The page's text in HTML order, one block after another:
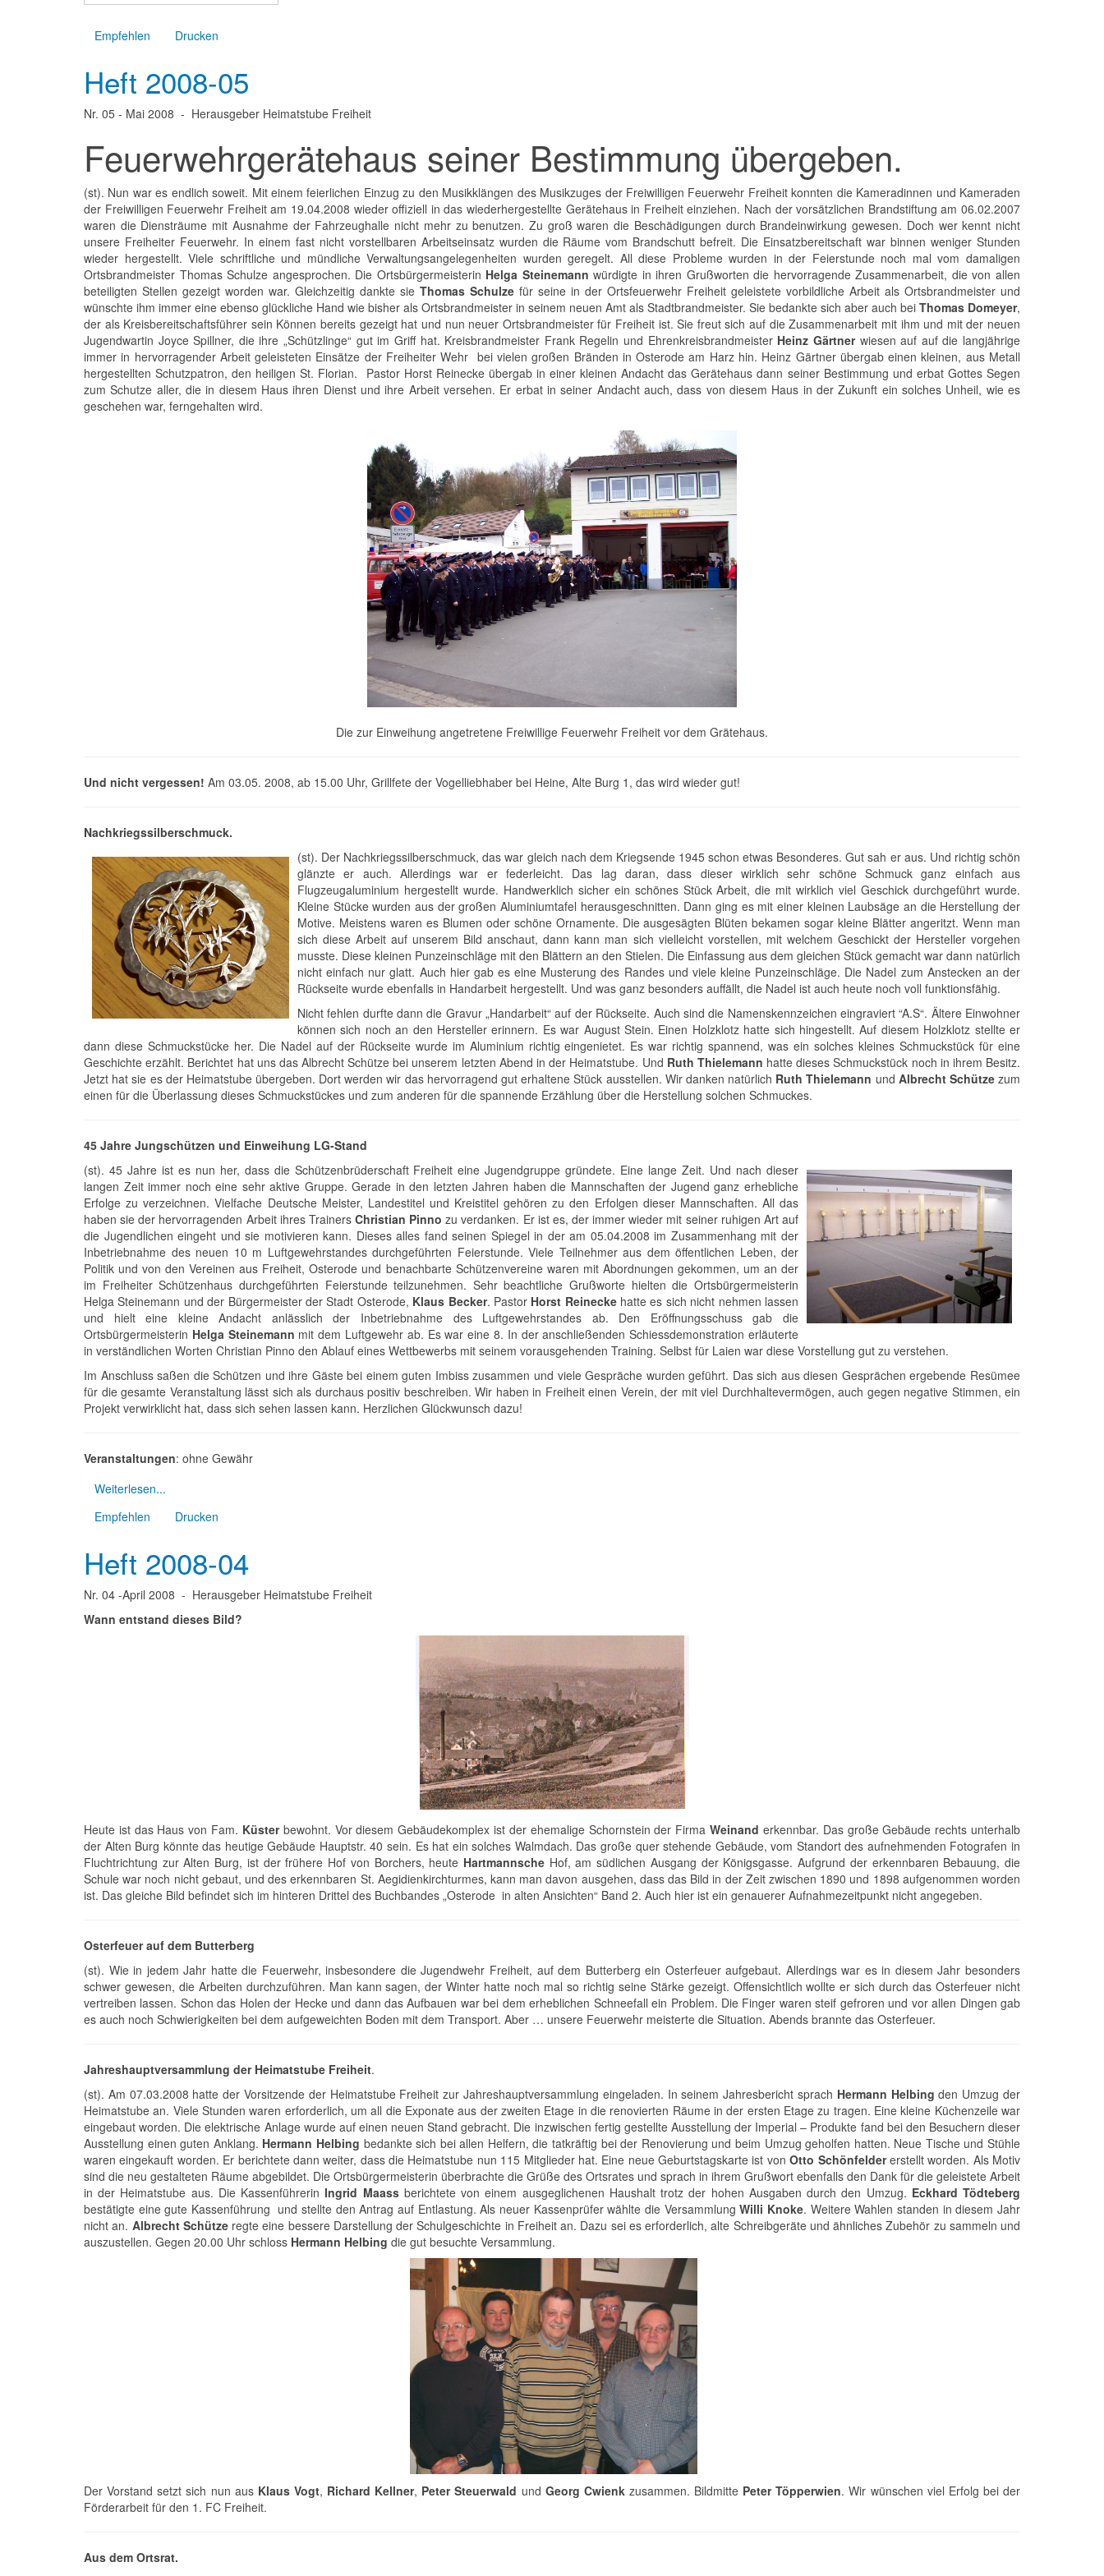
Empfehlen Drucken
Heft 2008-05
Nr. 05 - Mai 2008 - Herausgeber Heimatstube Freiheit
Feuerwehrgerätehaus seiner Bestimmung übergeben.
(st). Nun war es endlich soweit. Mit einem feierlichen Einzug zu den Musikklängen des Musikzuges der Freiwilligen Feuerwehr Freiheit konnten die Kameradinnen und Kameraden
der Freiwilligen Feuerwehr Freiheit am 19.04.2008 wieder offiziell in das wiederhergestellte Gerätehaus in Freiheit einziehen. Nach der vorsätzlichen Brandstiftung am 06.02.2007
waren die Diensträume mit Ausnahme der Fahrzeughalle nicht mehr zu benutzen. Zu groß waren die Beschädigungen durch Brandeinwirkung gewesen. Doch wer kennt nicht
unsere Freiheiter Feuerwehr. In einem fast nicht vorstellbaren Arbeitseinsatz wurden die Räume vom Brandschutt befreit. Die Einsatzbereitschaft war binnen weniger Stunden
wieder hergestellt. Viele schriftliche und mündliche Verwaltungsangelegenheiten wurden geregelt. All diese Probleme wurden in der Feierstunde noch mal vom damaligen
Ortsbrandmeister Thomas Schulze angesprochen. Die Ortsbürgermeisterin Helga Steinemann würdigte in ihren Grußworten die hervorragende Zusammenarbeit, die von allen
beteiligten Stellen gezeigt worden war. Gleichzeitig dankte sie Thomas Schulze für seine in der Ortsfeuerwehr Freiheit geleistete vorbildliche Arbeit als Ortsbrandmeister und
wünschte ihm immer eine ebenso glückliche Hand wie bisher als Ortsbrandmeister in seinem neuen Amt als Stadtbrandmeister. Sie bedankte sich aber auch bei Thomas Domeyer,
der als Kreisbereitschaftsführer sein Können bereits gezeigt hat und nun neuer Ortsbrandmeister für Freiheit ist. Sie freut sich auf die Zusammenarbeit mit ihm und mit der neuen
Jugendwartin Joyce Spillner, die ihre „Schützlinge“ gut im Griff hat. Kreisbrandmeister Frank Regelin und Ehrenkreisbrandmeister Heinz Gärtnerwiesen auf auf die langjährige
immer in hervorragender Arbeit geleisteten Einsätze der Freiheiter Wehr bei vielen großen Bränden in Osterode am Harz hin. Heinz Gärtner übergab einen kleinen, aus Metall
hergestellten Schutzpatron, den heiligen St. Florian. Pastor Horst Reinecke übergab in einer kleinen Andacht das Gerätehaus dann seiner Bestimmung und erbat Gottes Segen
zum Schutze aller, die in diesem Haus ihren Dienst und ihre Arbeit versehen. Er erbat in seiner Andacht auch, dass von diesem Haus in der Zukunft ein solches Unheil, wie es
geschehen war, ferngehalten wird.
Die zur Einweihung angetretene Freiwillige Feuerwehr Freiheit vor dem Grätehaus.
Und nicht vergessen! Am 03.05. 2008, ab 15.00 Uhr, Grillfete der Vogelliebhaber bei Heine, Alte Burg 1, das wird wieder gut!
Nachkriegssilberschmuck.
(st). Der Nachkriegssilberschmuck, das war gleich nach dem Kriegsende 1945 schon etwas Besonderes. Gut sah er aus. Und richtig schön
glänzte er auch. Allerdings war er federleicht. Das lag daran, dass dieser wirklich sehr schöne Schmuck ganz einfach aus
Flugzeugaluminium hergestellt wurde. Handwerklich sicher ein schönes Stück Arbeit, die mit wirklich viel Geschick durchgeführt wurde.
Kleine Stücke wurden aus der großen Aluminiumtafel herausgeschnitten. Dann ging es mit einer kleinen Laubsäge an die Herstellung der
Motive. Meistens waren es Blumen oder schöne Ornamente. Die ausgesägten Blüten bekamen sogar kleine Blätter angeritzt. Wenn man
sich diese Arbeit auf unserem Bild anschaut, dann kann man sich vielleicht vorstellen, mit welchem Geschickt der Hersteller vorgehen
musste. Diese kleinen Punzeinschläge mit den Blättern an den Stielen. Die Einfassung aus dem gleichen Stück gemacht war dann natürlich
nicht einfach nur glatt. Auch hier gab es eine Musterung des Randes und viele kleine Punzeinschläge. Die Nadel zum Anstecken an der
Rückseite wurde ebenfalls in Handarbeit hergestellt. Und was ganz besonders auffällt, die Nadel ist auch heute noch voll funktionsfähig.
Nicht fehlen durfte dann die Gravur „Handarbeit“ auf der Rückseite. Auch sind die Namenskennzeichen eingraviert “A.S“. Ältere Einwohner
können sich noch an den Hersteller erinnern. Es war August Stein. Einen Holzklotz hatte sich hingestellt. Auf diesem Holzklotz stellte er
dann diese Schmuckstücke her. Die Nadel auf der Rückseite wurde im Aluminium richtig eingenietet. Es war richtig spannend, was ein solches kleines Schmuckstück für eine
Geschichte erzählt. Berichtet hat uns das Albrecht Schütze bei unserem letzten Abend in der Heimatstube. Und Ruth Thielemann hatte dieses Schmuckstück noch in ihrem Besitz.
Jetzt hat sie es der Heimatstube übergeben. Dort werden wir das hervorragend gut erhaltene Stück ausstellen. Wir danken natürlich Ruth Thielemann und Albrecht Schützezum
einen für die Überlassung dieses Schmuckstückes und zum anderen für die spannende Erzählung über die Herstellung solchen Schmuckes.
45 Jahre Jungschützen und Einweihung LG-Stand
(st). 45 Jahre ist es nun her, dass die Schützenbrüderschaft Freiheit eine Jugendgruppe gründete. Eine lange Zeit. Und nach dieser
langen Zeit immer noch eine sehr aktive Gruppe. Gerade in den letzten Jahren haben die Mannschaften der Jugend ganz erhebliche
Erfolge zu verzeichnen. Vielfache Deutsche Meister, Landestitel und Kreistitel gehören zu den Erfolgen dieser Mannschaften. All das
haben sie der hervorragenden Arbeit ihres TrainersChristian Pinno zu verdanken. Er ist es, der immer wieder mit seiner ruhigen Art auf
die Jugendlichen eingeht und sie motivieren kann. Dieses alles fand seinen Spiegel in der am 05.04.2008 im Zusammenhang mit der
Inbetriebnahme des neuen 10 m Luftgewehrstandes durchgeführten Feierstunde. Viele Teilnehmer aus dem öffentlichen Leben, der
Politik und von den Vereinen aus Freiheit, Osterode und benachbarte Schützenvereine waren mit Abordnungen gekommen, um an der
im Freiheiter Schützenhaus durchgeführten Feierstunde teilzunehmen. Sehr beachtliche Grußworte hielten die Ortsbürgermeisterin
Helga Steinemann und der Bürgermeister der Stadt Osterode, Klaus Becker. Pastor Horst Reineckehatte es sich nicht nehmen lassen
und hielt eine kleine Andacht anlässlich der Inbetriebnahme des Luftgewehrstandes ab. Den Eröffnungsschuss gab die
Ortsbürgermeisterin Helga Steinemann mit dem Luftgewehr ab. Es war eine 8. In der anschließenden Schiessdemonstration erläuterte
in verständlichen Worten Christian Pinno den Ablauf eines Wettbewerbs mit seinem vorausgehenden Training. Selbst für Laien war diese Vorstellung gut zu verstehen.
Im Anschluss saßen die Schützen und ihre Gäste bei einem guten Imbiss zusammen und viele Gespräche wurden geführt. Das sich aus diesen Gesprächen ergebende Resümee
für die gesamte Veranstaltung lässt sich als durchaus positiv beschreiben. Wir haben in Freiheit einen Verein, der mit viel Durchhaltevermögen, auch gegen negative Stimmen, ein
Projekt verwirklicht hat, dass sich sehen lassen kann. Herzlichen Glückwunsch dazu!
Veranstaltungen: ohne Gewähr
Weiterlesen...
Empfehlen
Drucken
Heft 2008-04
Nr. 04 -April 2008 - Herausgeber Heimatstube Freiheit
Wann entstand dieses Bild?
Heute ist das Haus von Fam. Küsterbewohnt. Vor diesem Gebäudekomplex ist der ehemalige Schornstein der FirmaWeinand erkennbar. Das große Gebäude rechts unterhalb
der Alten Burg könnte das heutige Gebäude Hauptstr. 40 sein. Es hat ein solches Walmdach. Das große quer stehende Gebäude, vom Standort des aufnehmenden Fotografen in
Fluchtrichtung zur Alten Burg, ist der frühere Hof von Borchers, heute Hartmannsche Hof, am südlichen Ausgang der Königsgasse. Aufgrund der erkennbaren Bebauung, die
Schule war noch nicht gebaut, und des erkennbaren St. Aegidienkirchturmes, kann man davon ausgehen, dass das Bild in der Zeit zwischen 1890 und 1898 aufgenommen worden
ist. Das gleiche Bild befindet sich im hinteren Drittel des Buchbandes „Osterode in alten Ansichten“ Band 2. Auch hier ist ein genauerer Aufnahmezeitpunkt nicht angegeben.
Osterfeuer auf dem Butterberg
(st). Wie in jedem Jahr hatte die Feuerwehr, insbesondere die Jugendwehr Freiheit, auf dem Butterberg ein Osterfeuer aufgebaut. Allerdings war es in diesem Jahr besonders
schwer gewesen, die Arbeiten durchzuführen. Man kann sagen, der Winter hatte noch mal so richtig seine Stärke gezeigt. Offensichtlich wollte er sich durch das Osterfeuer nicht
vertreiben lassen. Schon das Holen der Hecke und dann das Aufbauen war bei dem erheblichen Schneefall ein Problem. Die Finger waren steif gefroren und vor allen Dingen gab
es auch noch Schwierigkeiten bei dem aufgeweichten Boden mit dem Transport. Aber … unsere Feuerwehr meisterte die Situation. Abends brannte das Osterfeuer.
Jahreshauptversammlung der Heimatstube Freiheit.
(st). Am 07.03.2008 hatte der Vorsitzende der Heimatstube Freiheit zur Jahreshauptversammlung eingeladen. In seinem Jahresbericht sprach Hermann Helbing den Umzug der
Heimatstube an. Viele Stunden waren erforderlich, um all die Exponate aus der zweiten Etage in die renovierten Räume in der ersten Etage zu tragen. Eine kleine Küchenzeile war
eingebaut worden. Die elektrische Anlage wurde auf einen neuen Stand gebracht. Die inzwischen fertig gestellte Ausstellung der Imperial – Produkte fand bei den Besuchern dieser
Ausstellung einen guten Anklang. Hermann Helbing bedankte sich bei allen Helfern, die tatkräftig bei der Renovierung und beim Umzug geholfen hatten. Neue Tische und Stühle
waren eingekauft worden. Er berichtete dann weiter, dass die Heimatstube nun 115 Mitglieder hat. Eine neue Geburtstagskarte ist vonOtto Schönfeldererstellt worden. Als Motiv
sind die neu gestalteten Räume abgebildet. Die Ortsbürgermeisterin überbrachte die Grüße des Ortsrates und sprach in ihrem Grußwort ebenfalls den Dank für die geleistete Arbeit
in der Heimatstube aus. Die Kassenführerin Ingrid Maassberichtete von einem ausgeglichenen Haushalt trotz der hohen Ausgaben durch den Umzug. Eckhard Tödteberg
bestätigte eine gute Kassenführung und stellte den Antrag auf Entlastung. Als neuer Kassenprüfer wählte die VersammlungWilli Knoke. Weitere Wahlen standen in diesem Jahr
nicht an. Albrecht Schützeregte eine bessere Darstellung der Schulgeschichte in Freiheit an. Dazu sei es erforderlich, alte Schreibgeräte und ähnliches Zubehör zu sammeln und
auszustellen. Gegen 20.00 Uhr schloss Hermann Helbing die gut besuchte Versammlung.
Der Vorstand setzt sich nun aus Klaus Vogt, Richard Kellner, Peter Steuerwald und Georg Cwienkzusammen. Bildmitte Peter Töpperwien. Wir wünschen viel Erfolg bei der
Förderarbeit für den 1. FC Freiheit.
Aus dem Ortsrat.